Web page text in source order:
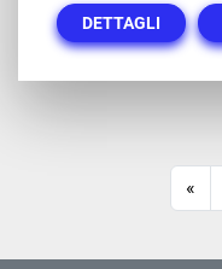
DETTAGLI
«